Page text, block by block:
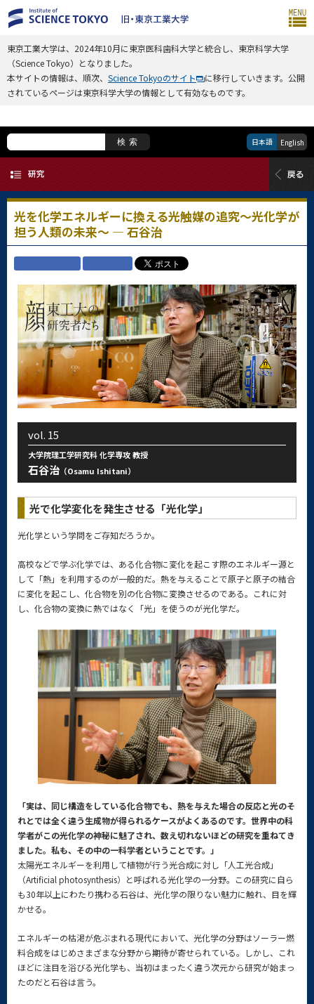
東京工業大学は、2024年10月に東京医科歯科大学と統合し、東京科学大学
（Science Tokyo）となりました。
本サイトの情報は、順次、 Science Tokyoのサイト
に移行していきます。公開
されているページは東京科学大学の情報として有効なものです。
検索 日本語 English
光を化学エネルギーに換える光触媒の追究～光化学が
担う人類の未来～ — 石谷治
vol. 15
大学院理工学研究科 化学専攻 教授
石谷治 （Osamu Ishitani）
光で化学変化を発生させる「光化学」
光化学という学問をご存知だろうか。
高校などで学ぶ化学では、ある化合物に変化を起こす際のエネルギー源と
して「熱」を利用するのが一般的だ。熱を与えることで原子と原子の結合
に変化を起こし、化合物を別の化合物に変換させるのである。これに対
し、化合物の変換に熱ではなく「光」を使うのが光化学だ。
「実は、同じ構造をしている化合物でも、熱を与えた場合の反応と光のそ
れとでは全く違う生成物が得られるケースがよくあるのです。世界中の科
学者がこの光化学の神秘に魅了され、数え切れないほどの研究を重ねてき
ました。私も、その中の一科学者ということです。」
太陽光エネルギーを利用して植物が行う光合成に対し「人工光合成」
（Artificial photosynthesis）と呼ばれる光化学の一分野。この研究に自ら
も30年以上にわたり携わる石谷は、光化学の限りない魅力に触れ、目を輝
かせる。
エネルギーの枯渇が危ぶまれる現代において、光化学の分野はソーラー燃
料合成をはじめさまざまな分野から期待が寄せられている。しかし、これ
ほどに注目を浴びる光化学も、当初はまったく違う次元から研究が始まっ
たのだと石谷は言う。